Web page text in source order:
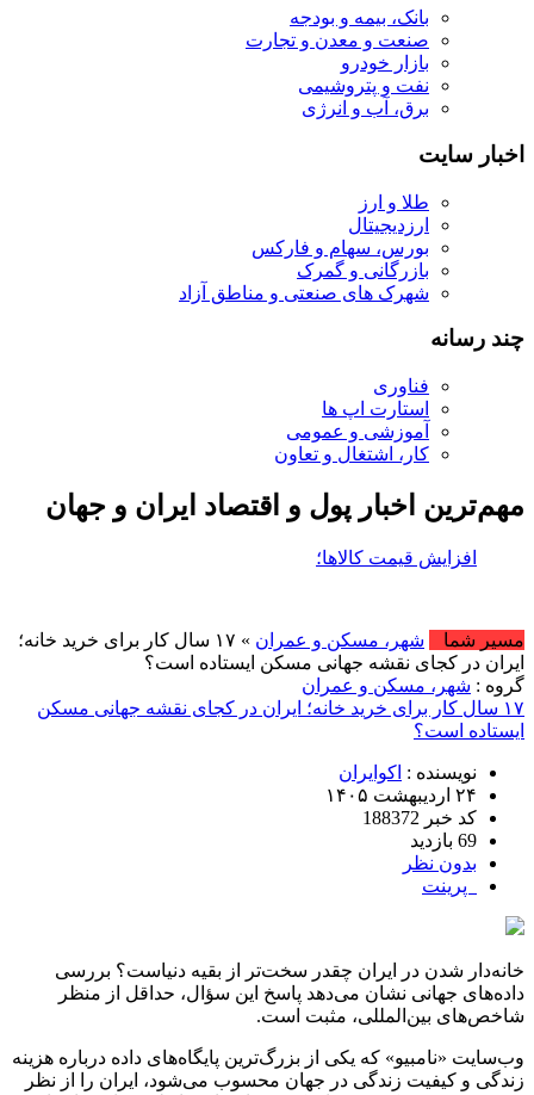
بانک، بیمه و بودجه
صنعت و معدن و تجارت
بازار خودرو
نفت و پتروشیمی
برق، آب و انرژی
اخبار سایت
طلا و ارز
ارزدیجیتال
بورس، سهام و فارکس
بازرگانی و گمرک
شهرک های صنعتی و مناطق آزاد
چند رسانه
فناوری
استارت اپ ها
آموزشی و عمومی
کار، اشتغال و تعاون
مهم‌ترین اخبار پول و اقتصاد ایران و جهان
افزایش قیمت کالاها؛ پنیر هم گران شد + جدو
مسیر شما
شهر، مسکن و عمران
» ۱۷ سال کار برای خرید خانه؛
ایران در کجای نقشه جهانی مسکن ایستاده است؟
گروه : شهر، مسکن و عمران
۱۷ سال کار برای خرید خانه؛ ایران در کجای نقشه جهانی مسکن
ایستاده است؟
نویسنده : اکوایران
۲۴ اردیبهشت ۱۴۰۵
کد خبر 188372
69 بازدید
بدون نظر
پرینت
خانه‌دار شدن در ایران چقدر سخت‌تر از بقیه دنیاست؟ بررسی
داده‌های جهانی نشان می‌دهد پاسخ این سؤال، حداقل از منظر
شاخص‌های بین‌المللی، مثبت است.
وب‌سایت «نامبیو» که یکی از بزرگ‌ترین پایگاه‌های داده درباره هزینه
زندگی و کیفیت زندگی در جهان محسوب می‌شود، ایران را از نظر